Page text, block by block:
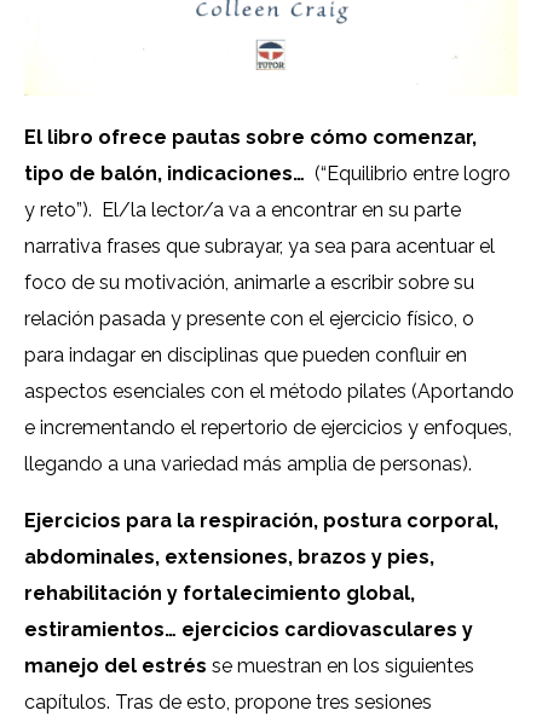
El libro ofrece pautas sobre cómo comenzar,
tipo de balón, indicaciones… (“Equilibrio entre logro
y reto”). El/la lector/a va a encontrar en su parte
narrativa frases que subrayar, ya sea para acentuar el
foco de su motivación, animarle a escribir sobre su
relación pasada y presente con el ejercicio físico, o
para indagar en disciplinas que pueden confluir en
aspectos esenciales con el método pilates (Aportando
e incrementando el repertorio de ejercicios y enfoques,
llegando a una variedad más amplia de personas).
Ejercicios para la respiración, postura corporal,
abdominales, extensiones, brazos y pies,
rehabilitación y fortalecimiento global,
estiramientos… ejercicios cardiovasculares y
manejo del estrés se muestran en los siguientes
capítulos. Tras de esto, propone tres sesiones